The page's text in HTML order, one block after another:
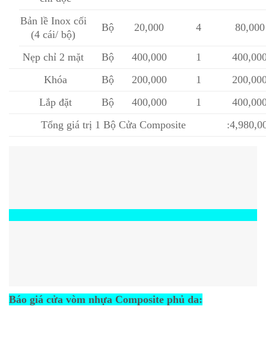
Bản lề Inox cối
(4 cái/ bộ)
Bộ 20,000 4 80,000
Nẹp chỉ 2 mặt Bộ 400,000 1
Khóa
Bộ 200,000 1
Lắp đặt
Bộ 400,000 1
Tổng giá trị 1 Bộ Cửa Composite
Báo giá cửa vòm nhựa Composite phủ da: